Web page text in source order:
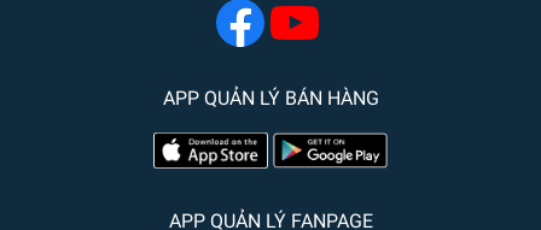
APP QUẢN LÝ BÁN HÀNG
APP QUẢN LÝ FANPAGE